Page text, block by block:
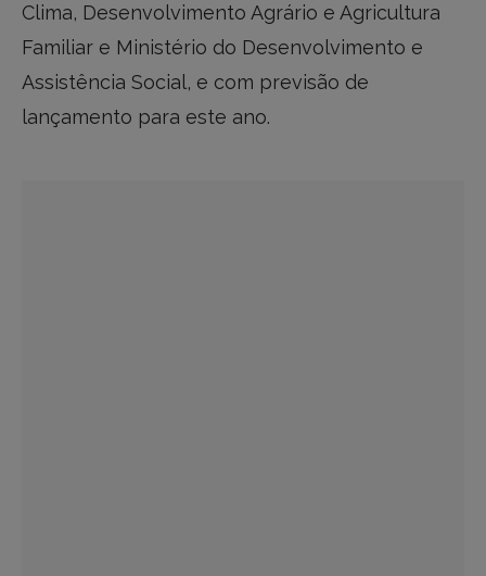
Clima, Desenvolvimento Agrário e Agricultura
Familiar e Ministério do Desenvolvimento e
Assistência Social, e com previsão de
lançamento para este ano.